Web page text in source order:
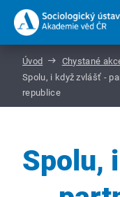
Úvod
Chystané
Spolu, i když zvlášť -
republice
Spolu,